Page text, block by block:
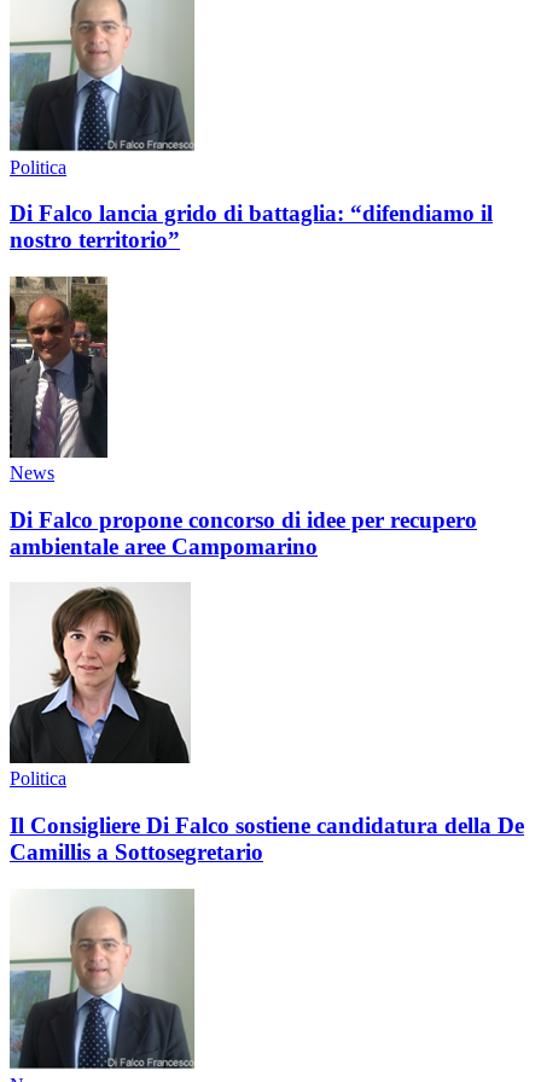
Politica
Di Falco lancia grido di battaglia: “difendiamo il
nostro territorio”
News
Di Falco propone concorso di idee per recupero
ambientale aree Campomarino
Politica
Il Consigliere Di Falco sostiene candidatura della De
Camillis a Sottosegretario